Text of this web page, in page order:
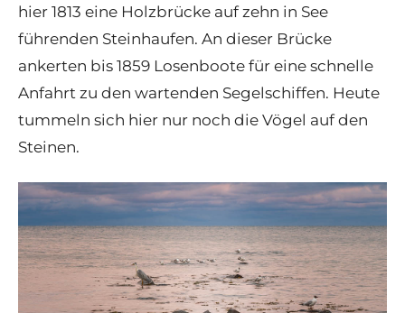
hier 1813 eine Holzbrücke auf zehn in See
führenden Steinhaufen. An dieser Brücke
ankerten bis 1859 Losenboote für eine schnelle
Anfahrt zu den wartenden Segelschiffen. Heute
tummeln sich hier nur noch die Vögel auf den
Steinen.